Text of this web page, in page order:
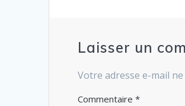
Laisser un
Votre adresse e-mail
Commentaire*